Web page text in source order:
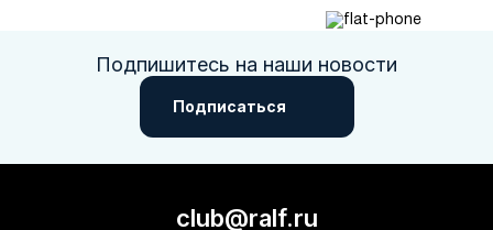
Подпишитесь на наши новости
Подписаться
club@ralf.ru